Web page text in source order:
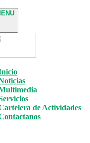
de Actividades